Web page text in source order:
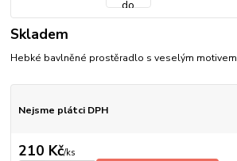
Skladem
Hebké bavlněné prostěradlo s veselým motivem
Nejsme plátci DPH
210 Kč/ks